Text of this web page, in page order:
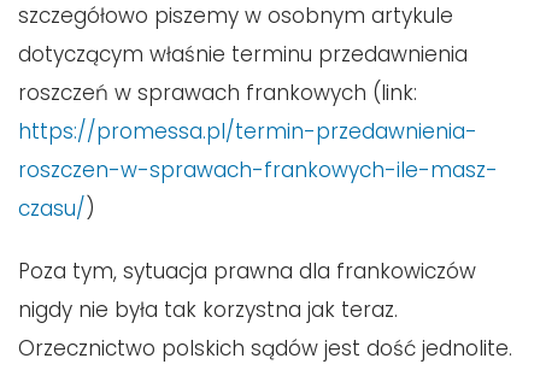
szczegółowo piszemy w osobnym artykule
dotyczącym właśnie terminu przedawnienia
roszczeń w sprawach frankowych (link:
https://promessa.pl/termin-przedawnienia-
roszczen-w-sprawach-frankowych-ile-masz-
czasu/ )
Poza tym, sytuacja prawna dla frankowiczów
nigdy nie była tak korzystna jak teraz.
Orzecznictwo polskich sądów jest dość jednolite.